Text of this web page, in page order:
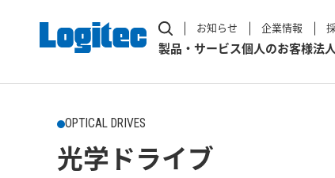
お知らせ 企業情報
製品・サービス個人のお客様法
OPTICAL DRIVES
光学ドライブ